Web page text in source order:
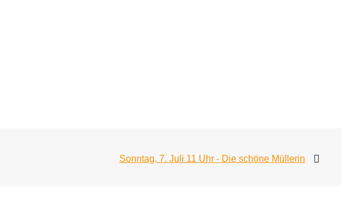
Sonntag, 7. Juli 11 Uhr - Die schöne Müllerin